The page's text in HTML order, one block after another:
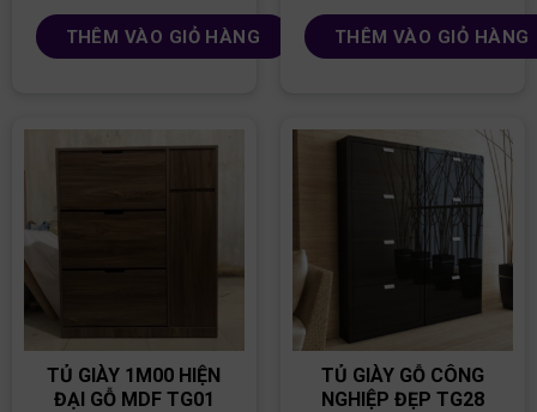
THÊM VÀO GIỎ HÀNG THÊM VÀO GIỎ HÀNG
TỦ GIÀY 1M00 HIỆN
ĐẠI GỖ MDF TG01
TỦ GIÀY GỖ CÔNG
NGHIỆP ĐẸP TG28